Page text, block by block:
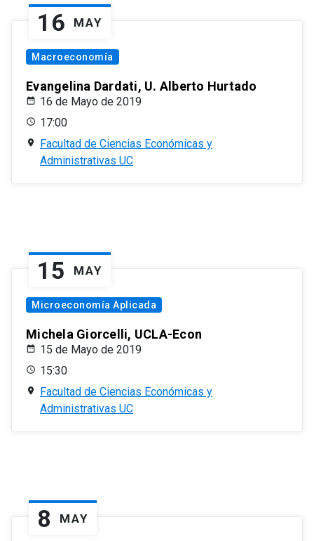
16 MAY
Macroeconomía
Evangelina Dardati, U. Alberto Hurtado
16 de Mayo de 2019
17:00
Facultad de Ciencias Económicas y
Administrativas UC
15 MAY
Microeconomía Aplicada
Michela Giorcelli, UCLA-Econ
15 de Mayo de 2019
15:30
Facultad de Ciencias Económicas y
Administrativas UC
8 MAY